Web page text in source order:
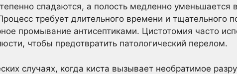
спадаются, а полость медленно уменьшается
требует длительного времени и тщательного
промывание антисептиками. Цистотомия часто
чтобы предотвратить патологический перелом.
случаях, когда киста вызывает необратимое